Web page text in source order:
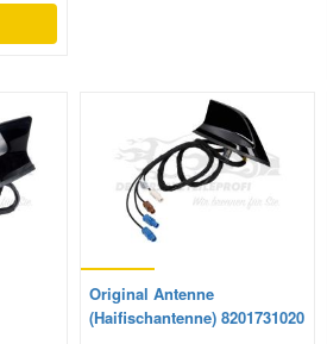
Original Antenne
(Haifischantenne) 8201731020